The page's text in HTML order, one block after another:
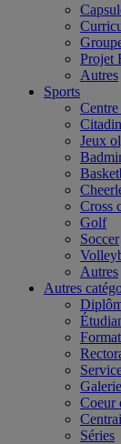
Projet
Autres
Sports
Jeux
Cross
Golf
Soccer
Autres
Autres
Coeur
Séries